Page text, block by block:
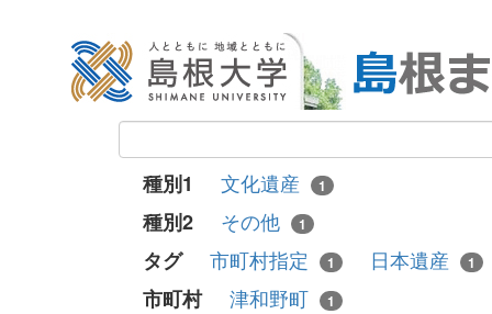
種別1 文化遺産 1
種別2 その他 1
タグ 市町村指定 1 日本遺産 1
市町村 津和野町 1